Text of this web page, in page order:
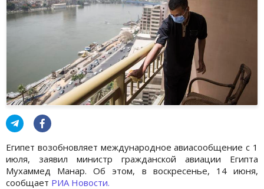
Египет возобновляет международное авиасообщение с 1
июля, заявил министр гражданской авиации Египта
Мухаммед Манар. Об этом, в воскресенье, 14 июня,
сообщает РИА Новости.